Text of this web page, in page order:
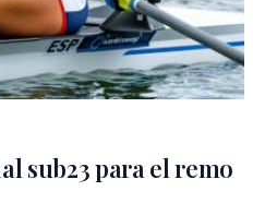
sub23 para el remo